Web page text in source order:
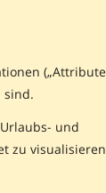
sind.
und
zu